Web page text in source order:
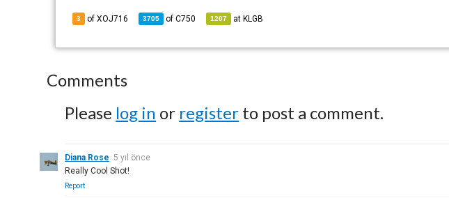
3 of XOJ716 3705 ofC750 1207 at KLGB
Comments
Please log in or register to post a comment.
Diana Rose 5 yıl önce
Really Cool Shot!
Report